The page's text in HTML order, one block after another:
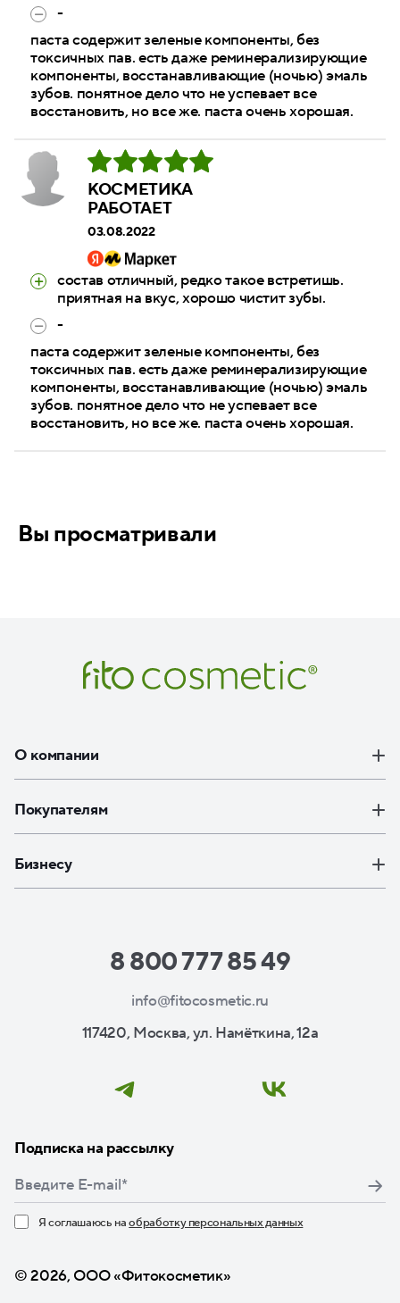
-
паста содержит зеленые компоненты, без
токсичных пав. есть даже реминерализирующие
компоненты, восстанавливающие (ночью) эмаль
зубов. понятное дело что не успевает все
восстановить, но все же. паста очень хорошая.
КОСМЕТИКА
РАБОТАЕТ
03.08.2022
состав отличный, редко такое встретишь.
приятная на вкус, хорошо чистит зубы.
-
паста содержит зеленые компоненты, без
токсичных пав. есть даже реминерализирующие
компоненты, восстанавливающие (ночью) эмаль
зубов. понятное дело что не успевает все
восстановить, но все же. паста очень хорошая.
Вы просматривали
О компании
Покупателям
Бизнесу
8 800 777 85 49
info@fitocosmetic.ru
117420, Москва, ул. Намёткина, 12а
Подписка на рассылку
Я соглашаюсь наобработку персональных данных
© 2026, ООО «Фитокосметик»